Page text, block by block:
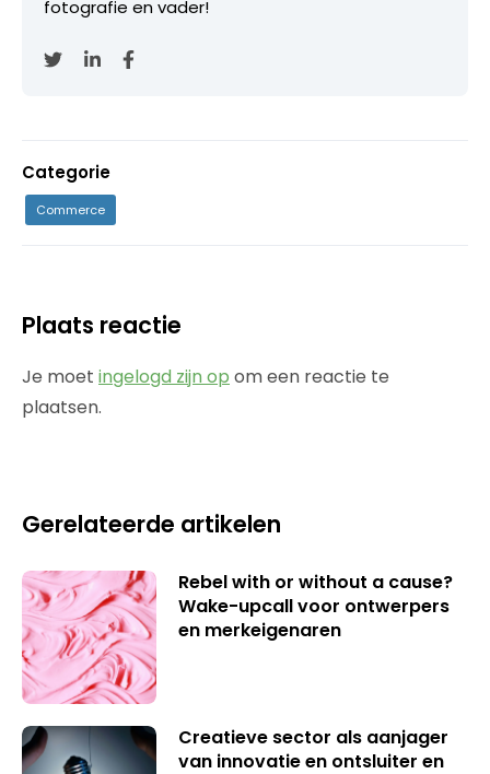
fotografie en vader!
Categorie
Commerce
Plaats reactie
Je moet ingelogd zijn op om een reactie te
plaatsen.
Gerelateerde artikelen
Rebel with or without a cause?
Wake-upcall voor ontwerpers
en merkeigenaren
Creatieve sector als aanjager
van innovatie en ontsluiter en